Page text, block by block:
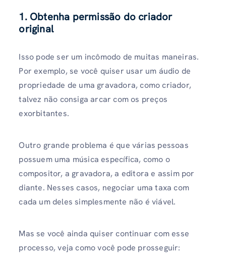
1. Obtenha permissão do criador
original
Isso pode ser um incômodo de muitas maneiras.
Por exemplo, se você quiser usar um áudio de
propriedade de uma gravadora, como criador,
talvez não consiga arcar com os preços
exorbitantes.
Outro grande problema é que várias pessoas
possuem uma música específica, como o
compositor, a gravadora, a editora e assim por
diante. Nesses casos, negociar uma taxa com
cada um deles simplesmente não é viável.
Mas se você ainda quiser continuar com esse
processo, veja como você pode prosseguir: